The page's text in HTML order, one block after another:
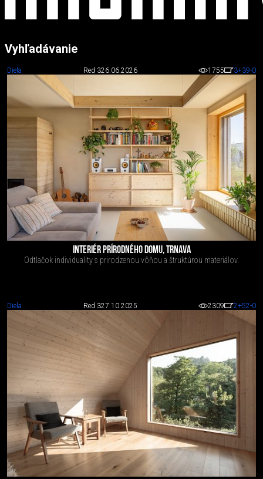
Vyhľadávanie
Diela Red 326.06.2026 1755 3+39-0
INTERIÉR PRÍRODNÉHO DOMU, TRNAVA
Odtlačok individuality s prirodzenou vôňou a štruktúrou materiálov.
Diela Red 327.10.2025 2309 2+52-0